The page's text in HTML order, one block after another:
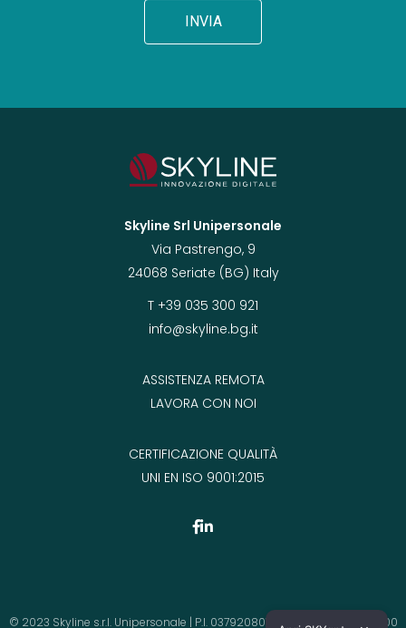
Skyline Srl Unipersonale
Via Pastrengo, 9
24068 Seriate (BG) Italy
T +39 035 300 921
info@skyline.bg.it
ASSISTENZA REMOTA
LAVORA CON NOI
CERTIFICAZIONE QUALITÀ
UNI EN ISO 9001:2015
© 2023 Skyline s.r.l. Unipersonale | P.I. 03792080164 | Cap.Soc. 130.000,00